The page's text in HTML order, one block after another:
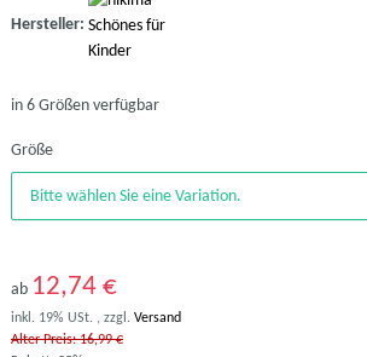
Hersteller:
in 6 Größen verfügbar
Größe
Bitte wählen Sie eine Variation.
ab 12,74 €
inkl. 19% USt. , zzgl. Versand
Alter Preis: 16,99 €